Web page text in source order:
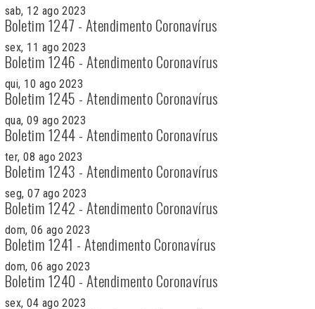
sab, 12 ago 2023
Boletim 1247 - Atendimento Coronavírus
sex, 11 ago 2023
Boletim 1246 - Atendimento Coronavírus
qui, 10 ago 2023
Boletim 1245 - Atendimento Coronavírus
qua, 09 ago 2023
Boletim 1244 - Atendimento Coronavírus
ter, 08 ago 2023
Boletim 1243 - Atendimento Coronavírus
seg, 07 ago 2023
Boletim 1242 - Atendimento Coronavírus
dom, 06 ago 2023
Boletim 1241 - Atendimento Coronavírus
dom, 06 ago 2023
Boletim 1240 - Atendimento Coronavírus
sex, 04 ago 2023